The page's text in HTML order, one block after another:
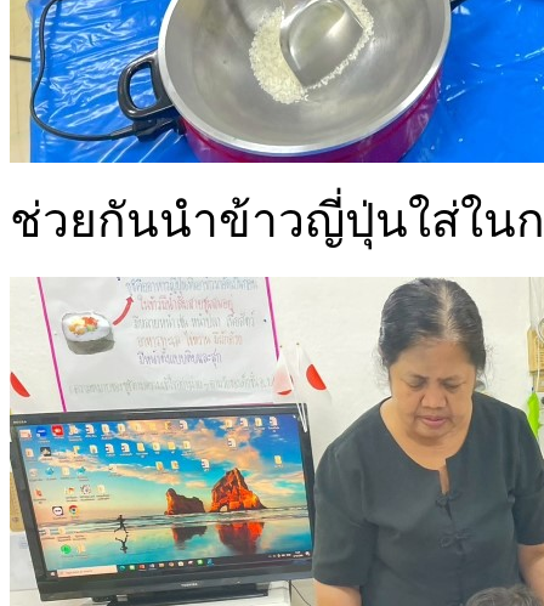
ช่วยกันนำข้าวญี่ปุ่นใส่ใน